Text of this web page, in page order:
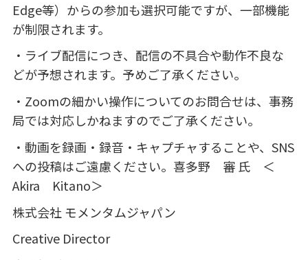
Edge等）からの参加も選択可能ですが、一部機能
が制限されます。
・ライブ配信につき、配信の不具合や動作不良な
どが予想されます。予めご了承ください。
・ Zoomの細かい操作についてのお問合せは、事務
局では対応しかねますのでご了承ください。
・動画を録画・録音・キャプチャすることや、 SNS
への投稿はご遠慮ください。喜多野 審 氏 ＜
Akira
Kitano＞
株式会社 モメンタムジャパン
Creative Director